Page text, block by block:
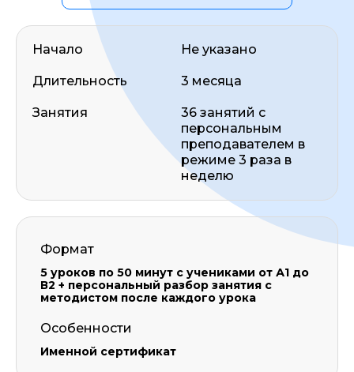
Начало
Длительность
Занятия
Не указано
3 месяца
36 занятий с
персональным
преподавателем в
режиме 3 раза в
неделю
Формат
5 уроков по 50 минут с учениками от А1 до
В2 + персональный разбор занятия с
методистом после каждого урока
Особенности
Именной сертификат